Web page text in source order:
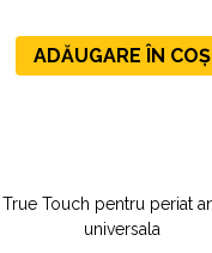
ADĂUGARE ÎN COȘ